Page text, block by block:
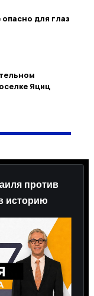
опасно для глаз
Яциц